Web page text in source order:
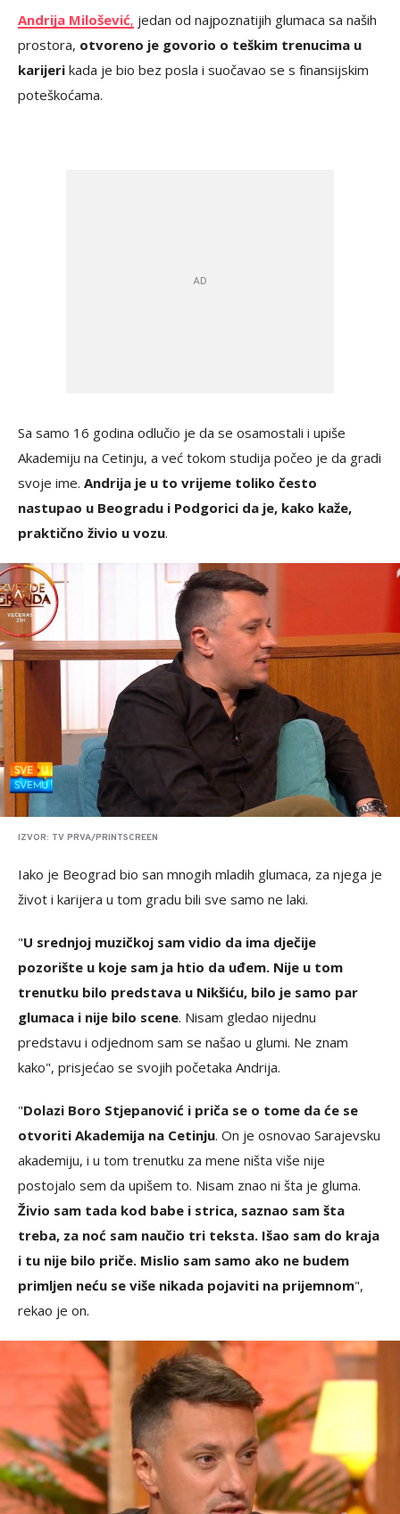
Andrija Milošević, jedan od najpoznatijih glumaca sa naših
prostora, otvoreno je govorio o teškim trenucima u
karijeri kada je bio bez posla i suočavao se s finansijskim
poteškoćama.
Sa samo 16 godina odlučio je da se osamostali i upiše
Akademiju na Cetinju, a već tokom studija počeo je da gradi
svoje ime. Andrija je u to vrijeme toliko često
nastupao u Beogradu i Podgorici da je, kako kaže,
praktično živio u vozu.
IZVOR: TV PRVA/PRINTSCREEN
Iako je Beograd bio san mnogih mladih glumaca, za njega je
život i karijera u tom gradu bili sve samo ne laki.
"U srednjoj muzičkoj sam vidio da ima dječije
pozorište u koje sam ja htio da uđem. Nije u tom
trenutku bilo predstava u Nikšiću, bilo je samo par
glumaca i nije bilo scene. Nisam gledao nijednu
predstavu i odjednom sam se našao u glumi. Ne znam
kako", prisjećao se svojih početaka Andrija.
"Dolazi Boro Stjepanović i priča se o tome da će se
otvoriti Akademija na Cetinju. On je osnovao Sarajevsku
akademiju, i u tom trenutku za mene ništa više nije
postojalo sem da upišem to. Nisam znao ni šta je gluma.
Živio sam tada kod babe i strica, saznao sam šta
treba, za noć sam naučio tri teksta. Išao sam do kraja
i tu nije bilo priče. Mislio sam samo ako ne budem
primljen neću se više nikada pojaviti na prijemnom",
rekao je on.